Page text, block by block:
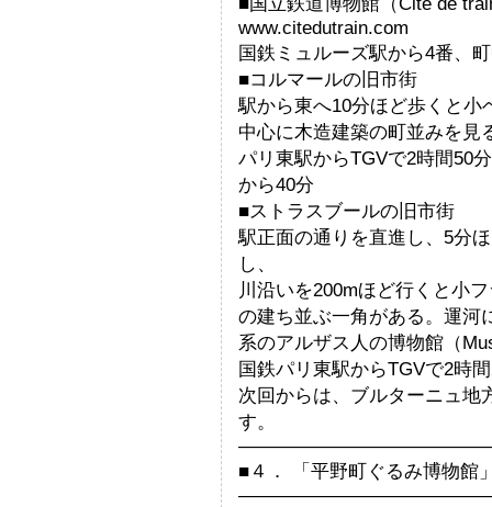
www.citedutrain.com
国鉄ミュルーズ駅から4番、
■コルマールの旧市街
駅から東へ10分ほど歩くと小
中心に木造建築の町並みを見
パリ東駅からTGVで2時間50
から40分
■ストラスブールの旧市街
駅正面の通りを直進し、5分
し、
川沿いを200mほど行くと小
の建ち並ぶ一角がある。運河
系のアルザス人の博物館（
国鉄パリ東駅からTGVで2時
次回からは、ブルターニュ地
す。
■４． 「平野町ぐるみ博物館